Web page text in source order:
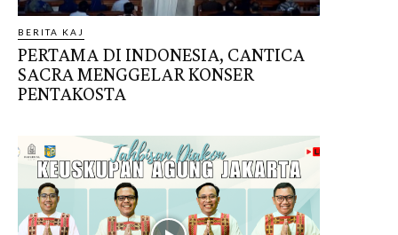
BERITA KAJ
PERTAMA DI INDONESIA, CANTICA
SACRA MENGGELAR KONSER
PENTAKOSTA